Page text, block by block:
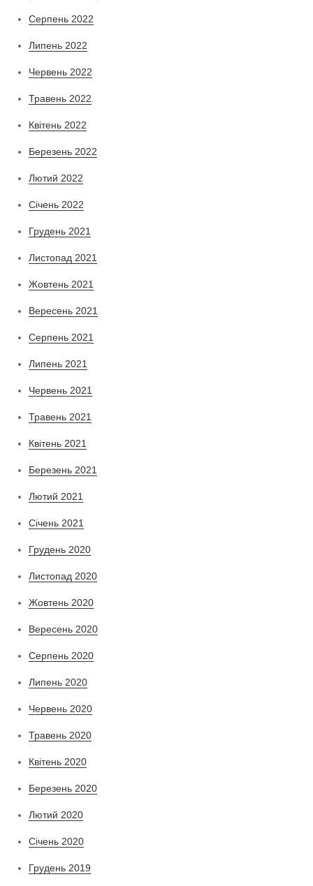
Серпень 2022
Липень 2022
Червень 2022
Травень 2022
Квітень 2022
Березень 2022
Лютий 2022
Січень 2022
Грудень 2021
Листопад 2021
Жовтень 2021
Вересень 2021
Серпень 2021
Липень 2021
Червень 2021
Травень 2021
Квітень 2021
Березень 2021
Лютий 2021
Січень 2021
Грудень 2020
Листопад 2020
Жовтень 2020
Вересень 2020
Серпень 2020
Липень 2020
Червень 2020
Травень 2020
Квітень 2020
Березень 2020
Лютий 2020
Січень 2020
Грудень 2019